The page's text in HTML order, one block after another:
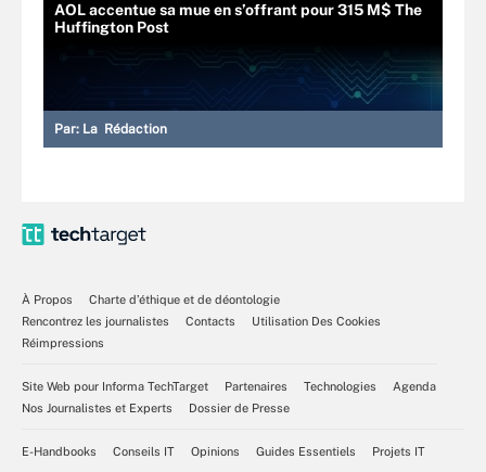
AOL accentue sa mue en s’offrant pour 315 M$ The
Huffington Post
Par: La Rédaction
À Propos
Charte d’éthique et de déontologie
Rencontrez les journalistes
Contacts
Utilisation Des Cookies
Réimpressions
Site Web pour Informa TechTarget Partenaires Technologies
Agenda
Nos Journalistes et Experts
Dossier de Presse
E-Handbooks Conseils IT Opinions Guides Essentiels Projets IT